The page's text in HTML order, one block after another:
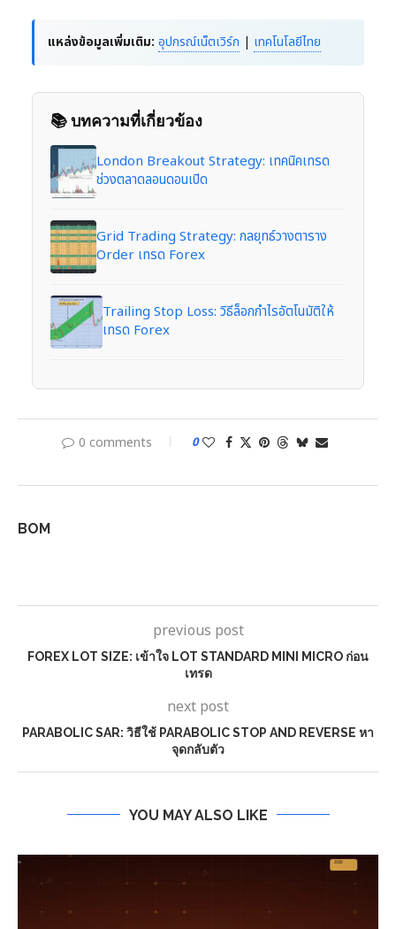
แหล่งข้อมูลเพิ่มเติม: อุปกรณ์เน็ตเวิร์ก | เทคโนโลยีไทย
📚 บทความที่เกี่ยวข้อง
London Breakout Strategy: เทคนิคเทรด
ช่วงตลาดลอนดอนเปิด
Grid Trading Strategy: กลยุทธ์วางตาราง
Order เทรด Forex
Trailing Stop Loss: วิธีล็อกกำไรอัตโนมัติให้
เทรด Forex
0 comments 0
BOM
previous post
FOREX LOT SIZE: เข้าใจ LOT STANDARD MINI MICRO ก่อน
เทรด
next post
PARABOLIC SAR: วิธีใช้ PARABOLIC STOP AND REVERSE หา
จุดกลับตัว
YOU MAY ALSO LIKE